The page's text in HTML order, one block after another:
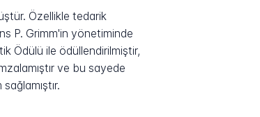
Özellikle tedarik
P. Grimm'in yönetiminde
Ödülü ile ödüllendirilmiştir,
ve bu sayede